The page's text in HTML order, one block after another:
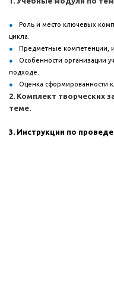
Роль и место ключевых
цикла.
Предметные компетенции,
Особенности организации
подходе.
Оценка сформированности
2. Комплект творческих
теме.
3. Инструкции по